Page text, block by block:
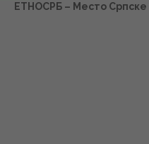
ЕТНОСРБ – Место Српске